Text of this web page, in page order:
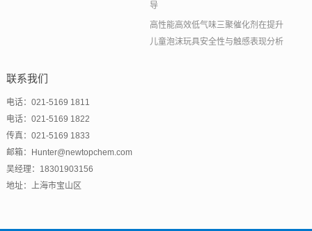
导
高性能高效低气味三聚催化剂在提升
儿童泡沫玩具安全性与触感表现分析
联系我们
电话：021-5169 1811
电话：021-5169 1822
传真：021-5169 1833
邮箱：Hunter@newtopchem.com
吴经理：18301903156
地址：上海市宝山区